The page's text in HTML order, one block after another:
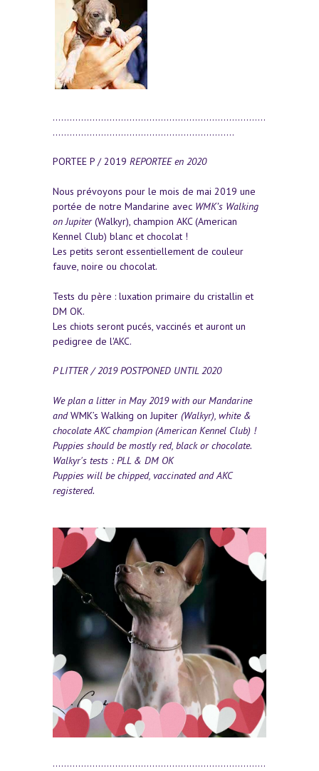
...........................................................................
................................................................
PORTEE P / 2019 REPORTEE en 2020
Nous prévoyons pour le mois de mai 2019 une
portée de notre Mandarine avec WMK’s Walking
on Jupiter(Walkyr), champion AKC (American
Kennel Club) blanc et chocolat !
Les petits seront essentiellement de couleur
fauve, noire ou chocolat.
Tests du père : luxation primaire du cristallin et
DM OK.
Les chiots seront pucés, vaccinés et auront un
pedigree de l'AKC.
P LITTER / 2019POSTPONED UNTIL 2020
We plan a litter in May 2019 with our Mandarine
andWMK’s Walking on Jupiter (Walkyr), white &
chocolate AKC champion (American Kennel Club) !
Puppies should be mostly red, black or chocolate.
Walkyr's tests : PLL & DM OK
Puppies will be chipped, vaccinated and AKC
registered.
...........................................................................